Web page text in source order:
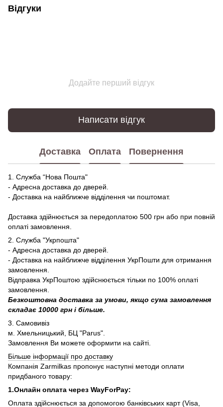
Відгуки
Додайте перший відгук
Написати відгук
Доставка Оплата Повернення
1. Служба “Нова Пошта"
- Адресна доставка до дверей.
- Доставка на найближче відділення чи поштомат.
Доставка здійнюється за передоплатою 500 грн або при повній
оплаті замовлення.
2. Служба "Укрпошта"
- Адресна доставка до дверей.
- Доставка на найближче відділення УкрПошти для отримання
замовлення.
Відправка УкрПоштою здійснюється тільки по 100% оплаті
замовлення.
Безкоштовна доставка за умови, якщо сума замовлення
складає 10000 грн і більше.
3. Самовивіз
м. Хмельницький, БЦ "Parus".
Замовлення Ви можете оформити на сайті.
Більше інформації про доставку
Компанія Zarmilkas пропонує наступні методи оплати
придбаного товару:
1.Онлайн оплата через WayForPay:
Оплата здійснюється за допомогою банківських карт (Visa,